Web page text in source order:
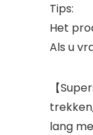
Tips:
Het
Als u
【
lang